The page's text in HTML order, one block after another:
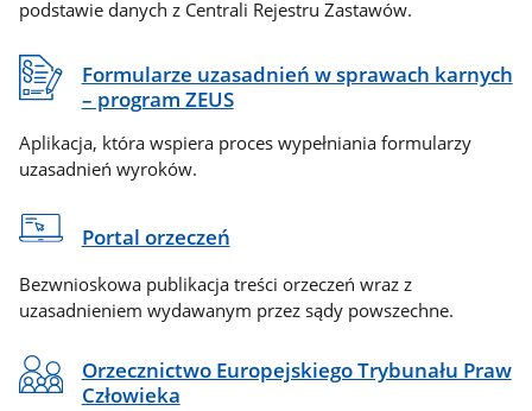
podstawie danych z Centrali Rejestru Zastawów.
Formularze uzasadnień w sprawach karnych
– program ZEUS
Aplikacja, która wspiera proces wypełniania formularzy
uzasadnień wyroków.
Portal orzeczeń
Bezwnioskowa publikacja treści orzeczeń wraz z
uzasadnieniem wydawanym przez sądy powszechne.
Orzecznictwo Europejskiego Trybunału Praw
Człowieka